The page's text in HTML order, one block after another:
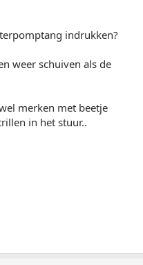
indrukken?
weer schuiven als de
merken met beetje
in het stuur..